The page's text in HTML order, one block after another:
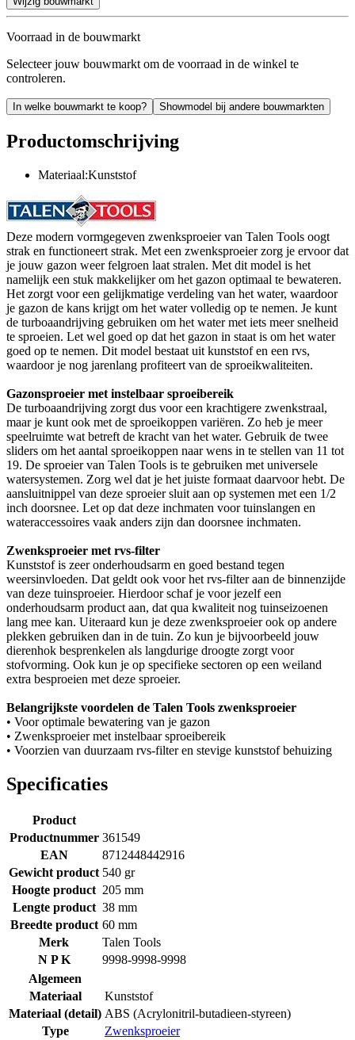
Voorraad in de bouwmarkt
Selecteer jouw bouwmarkt om de voorraad in de winkel te
controleren.
In welke bouwmarkt te koop? Showmodel bij andere bouwmarkten
Productomschrijving
Materiaal:Kunststof
Deze modern vormgegeven zwenksproeier van Talen Tools oogt
strak en functioneert strak. Met een zwenksproeier zorg je ervoor dat
je jouw gazon weer felgroen laat stralen. Met dit model is het
namelijk een stuk makkelijker om het gazon optimaal te bewateren.
Het zorgt voor een gelijkmatige verdeling van het water, waardoor
je gazon de kans krijgt om het water volledig op te nemen. Je kunt
de turboaandrijving gebruiken om het water met iets meer snelheid
te sproeien. Let wel goed op dat het gazon in staat is om het water
goed op te nemen. Dit model bestaat uit kunststof en een rvs,
waardoor je nog jarenlang profiteert van de sproeikwaliteiten.
Gazonsproeier met instelbaar sproeibereik
De turboaandrijving zorgt dus voor een krachtigere zwenkstraal,
maar je kunt ook met de sproeikoppen variëren. Zo heb je meer
speelruimte wat betreft de kracht van het water. Gebruik de twee
sliders om het aantal sproeikoppen naar wens in te stellen van 11 tot
19. De sproeier van Talen Tools is te gebruiken met universele
watersystemen. Zorg wel dat je het juiste formaat daarvoor hebt. De
aansluitnippel van deze sproeier sluit aan op systemen met een 1/2
inch doorsnee. Let op dat deze inchmaten voor tuinslangen en
wateraccessoires vaak anders zijn dan doorsnee inchmaten.
Zwenksproeier met rvs-filter
Kunststof is zeer onderhoudsarm en goed bestand tegen
weersinvloeden. Dat geldt ook voor het rvs-filter aan de binnenzijde
van deze tuinsproeier. Hierdoor schaf je voor jezelf een
onderhoudsarm product aan, dat qua kwaliteit nog tuinseizoenen
lang mee kan. Uiteraard kun je deze zwenksproeier ook op andere
plekken gebruiken dan in de tuin. Zo kun je bijvoorbeeld jouw
dierenhok besprenkelen als langdurige droogte zorgt voor
stofvorming. Ook kun je op specifieke sectoren op een weiland
extra besproeien met deze sproeier.
Belangrijkste voordelen de Talen Tools zwenksproeier
• Voor optimale bewatering van je gazon
• Zwenksproeier met instelbaar sproeibereik
• Voorzien van duurzaam rvs-filter en stevige kunststof behuizing
Specificaties
Product
Productnummer 361549
EAN
8712448442916
Gewicht product 540 gr
Hoogte product 205 mm
Lengte product 38 mm
Breedte product 60 mm
Merk
Talen Tools
N P K
9998-9998-9998
Algemeen
Materiaal
Kunststof
Materiaal (detail) ABS (Acrylonitril-butadieen-styreen)
Type
Zwenksproeier